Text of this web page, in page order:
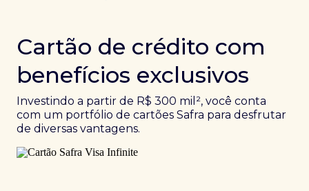
Cartão de crédito com
benefícios exclusivos
Investindo a partir de R$ 300 mil², você conta
com um portfólio de cartões Safra para desfrutar
de diversas vantagens.